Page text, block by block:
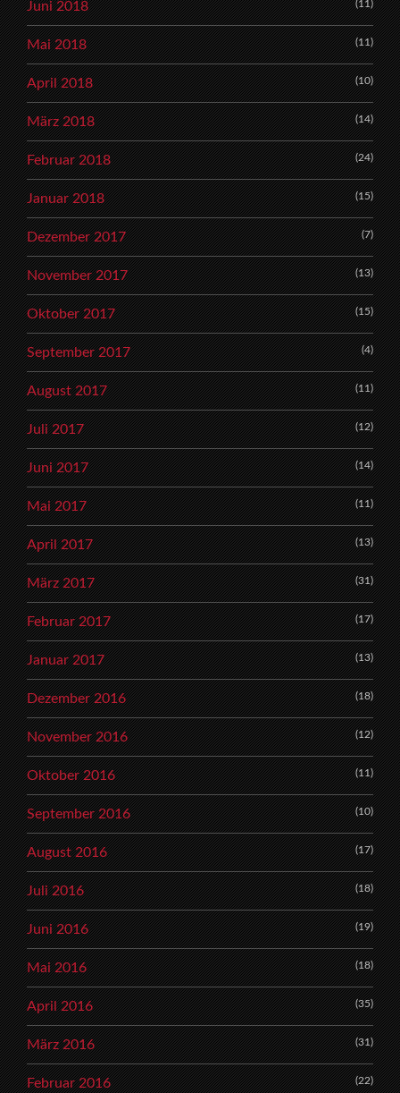
Juni 2018 (11)
Mai 2018 (11)
April 2018 (10)
März 2018 (14)
Februar 2018 (24)
Januar 2018 (15)
Dezember 2017 (7)
November 2017 (13)
Oktober 2017 (15)
September 2017 (4)
August 2017 (11)
Juli 2017 (12)
Juni 2017 (14)
Mai 2017 (11)
April 2017 (13)
März 2017 (31)
Februar 2017 (17)
Januar 2017 (13)
Dezember 2016 (18)
November 2016 (12)
Oktober 2016 (11)
September 2016 (10)
August 2016 (17)
Juli 2016 (18)
Juni 2016 (19)
Mai 2016 (18)
April 2016 (35)
März 2016 (31)
Februar 2016 (22)